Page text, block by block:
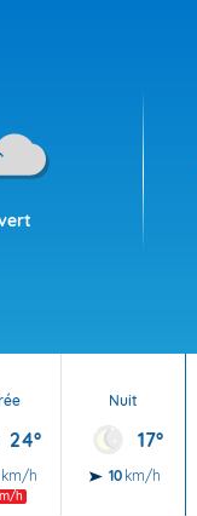
24°
km/h
h
Nuit
17°
10 km/h